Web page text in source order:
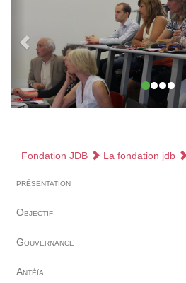
Fondation JDB La fondation jdb
présentation
Objectif
Gouvernance
Antéïa